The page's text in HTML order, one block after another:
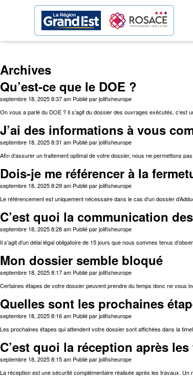
Archives
Qu’est-ce que le DOE ?
septembre 18, 2025 8:37 am Publié parjolifisheurope
On vous a parlé du DOE ? Il s’agit du dossier des ouvrages exécutés, c’est
J’ai des informations à vous
septembre 18, 2025 8:31 am Publié parjolifisheurope
Afin d’assurer un traitement optimal de votre dossier, nous ne permettons
Dois-je me référencer à la
septembre 18, 2025 8:29 am Publié parjolifisheurope
Le référencement est uniquement nécessaire dans le cas d’un dossier
C’est quoi la communication
septembre 18, 2025 8:28 am Publié parjolifisheurope
Il s’agit d’un délai légal obligatoire de 15 jours que nous sommes tenus
Mon dossier semble bloqué
septembre 18, 2025 8:17 am Publié parjolifisheurope
Certaines étapes de votre dossier peuvent prendre du temps donc ne vous
Quelles sont les prochaines
septembre 18, 2025 8:16 am Publié parjolifisheurope
Les prochaines étapes qui attendent votre dossier sont affichées dans la
C’est quoi la réception après
septembre 18, 2025 8:15 am Publié parjolifisheurope
La réception est une sécurité complémentaire réalisée après les travaux.